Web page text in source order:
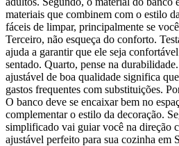
materiais que combinem com o estilo
fáceis de limpar, principalmente se
Terceiro, não esqueça do conforto.
ajuda a garantir que ele seja
sentado. Quarto, pense na
ajustável de boa qualidade significa
gastos frequentes com substituições.
O banco deve se encaixar bem no
complementar o estilo da decoração.
simplificado vai guiar você na direção
ajustável perfeito para sua cozinha em